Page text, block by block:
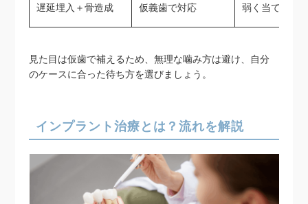
遅延埋入＋骨造成 仮義歯で対応 弱く当てる
見た目は仮歯で補えるため、無理な噛み方は避け、自分
のケースに合った待ち方を選びましょう。
インプラント治療とは？流れを解説